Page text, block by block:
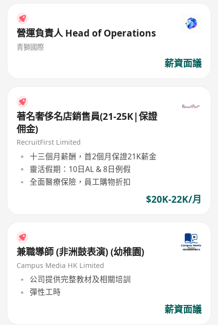
營運負責人 Head of Operations
青獅國際
薪資面議
著名奢侈名店銷售員(21-25K|保證
佣金)
RecruitFirst Limited
十三個月薪酬，首2個月保證21K薪金
靈活假期：10日AL & 8日例假
全面醫療保險，員工購物折扣
$20K-22K/月
兼職導師 (非洲鼓表演) (幼稚園)
Campus Media HK Limited
公司提供完整教材及相關培訓
彈性工時
薪資面議